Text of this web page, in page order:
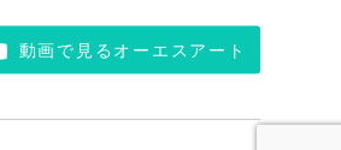
動画で見るオーエスアート